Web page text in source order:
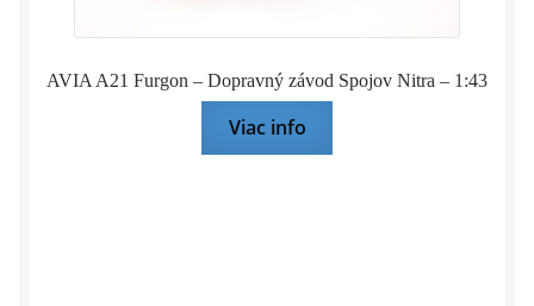
AVIA A21 Furgon – Dopravný závod Spojov Nitra – 1:43
Viac info